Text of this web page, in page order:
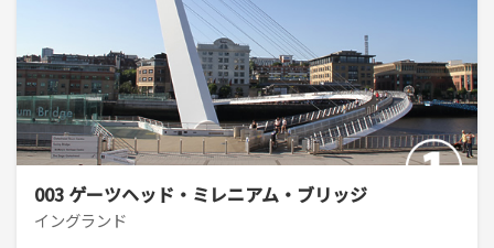
003 ゲーツヘッド・ミレニアム・ブリッジ
イングランド